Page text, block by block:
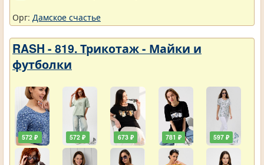
Орг: Дамское счастье
RASH - 819. Трикотаж - Майки и
футболки
572 ₽ 572 ₽ 673 ₽ 781 ₽ 597 ₽